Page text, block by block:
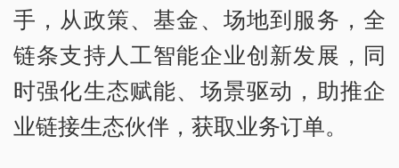
手，从政策、基金、场地到服务，全
链条支持人工智能企业创新发展，同
时强化生态赋能、场景驱动，助推企
业链接生态伙伴，获取业务订单。